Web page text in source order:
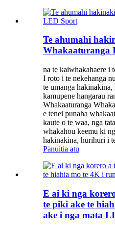
Te ahumahi
Whakaaturanga
na te kaiwhakahaere i
I roto i te nekehanga
te umanga hakinakina,
kamupene hangarau
Whakaaturanga
e tenei punaha
kaute o te waa, nga
whakahou keemu ki
hakinakina, hurihuri i
Pānuitia atu
E ai ki nga
te piki ake te
ake i nga mata